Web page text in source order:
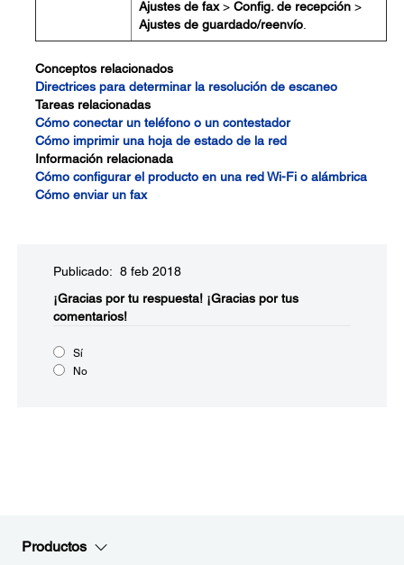
Ajustes de fax> Config. de recepción >
Ajustes de guardado/reenvío
Conceptos relacionados
Directrices para determinar la resolución de escaneo
Tareas relacionadas
Cómo conectar un teléfono o un contestador
Cómo imprimir una hoja de estado de la red
Información relacionada
Cómo configurar el producto en una red Wi-Fi o alámbrica
Cómo enviar un fax
Publicado: 8 feb 2018
¡Gracias por tu respuesta! ¡Gracias por tus
comentarios!
Sí
No
Productos